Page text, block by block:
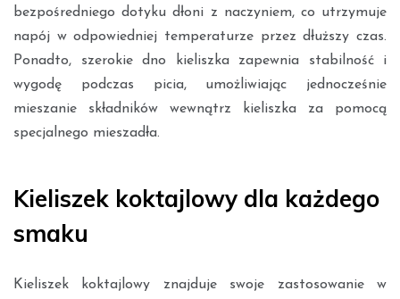
bezpośredniego dotyku dłoni z naczyniem, co utrzymuje
napój w odpowiedniej temperaturze przez dłuższy czas.
Ponadto, szerokie dno kieliszka zapewnia stabilność i
wygodę podczas picia, umożliwiając jednocześnie
mieszanie składników wewnątrz kieliszka za pomocą
specjalnego mieszadła.
Kieliszek koktajlowy dla każdego
smaku
Kieliszek koktajlowy znajduje swoje zastosowanie w